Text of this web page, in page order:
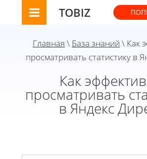
TOBIZ
Главная \ База знаний \ Как
просматривать статистику в
Как
просматривать
в Яндекс